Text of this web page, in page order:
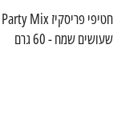
שעושים שמח - 60 גרם